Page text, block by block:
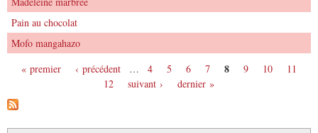
Pain au chocolat
Mofo mangahazo
Pages
« premier ‹ précédent … 4 5 6 7 8 9 10
11
12
suivant › dernier »